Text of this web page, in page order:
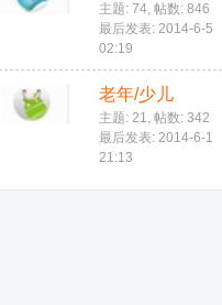
主题: 74, 帖数: 846
最后发表: 2014-6-5
02:19
老年/少儿
主题: 21, 帖数: 342
最后发表: 2014-6-1
21:13